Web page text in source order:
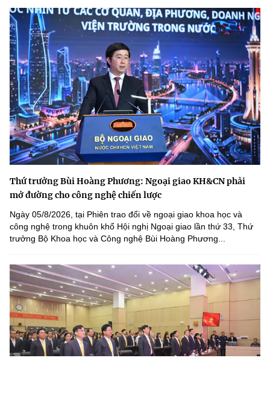
Thứ trưởng Bùi Hoàng Phương: Ngoại giao KH&CN phải
mở đường cho công nghệ chiến lược
Ngày 05/8/2026, tại Phiên trao đổi về ngoại giao khoa học và
công nghệ trong khuôn khổ Hội nghị Ngoại giao lần thứ 33, Thứ
trưởng Bộ Khoa học và Công nghệ Bùi Hoàng Phương...